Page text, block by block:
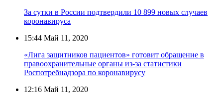
За сутки в России подтвердили 10 899 новых случаев
коронавируса
15:44 Май 11, 2020
«Лига защитников пациентов» готовит обращение в
правоохранительные органы из-за статистики
Роспотребнадзора по коронавирусу
12:16 Май 11, 2020